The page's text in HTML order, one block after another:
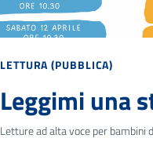
LETTURA (PUBBLICA)
Leggimi una
Letture ad alta voce per bambini